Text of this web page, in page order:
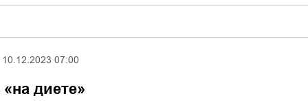
10.12.2023 07:00
«на диете»